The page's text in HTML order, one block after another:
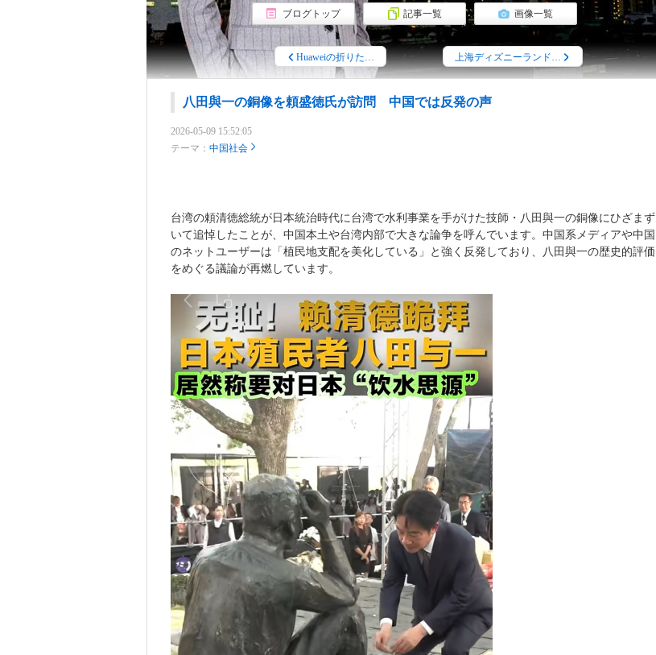
ブログトップ 記事一覧 画像一覧
Huaweiの折りた… 上海ディズニーランド…
八田與一の銅像を頼盛徳氏が訪問 中国では反発の声
2026-05-09 15:52:05
テーマ： 中国社会
台湾の頼清徳総統が日本統治時代に台湾で水利事業を手がけた技師・八田與一の銅像にひざまず
いて追悼したことが、中国本土や台湾内部で大きな論争を呼んでいます。中国系メディアや中国
のネットユーザーは「植民地支配を美化している」と強く反発しており、八田與一の歴史的評価
をめぐる議論が再燃しています。